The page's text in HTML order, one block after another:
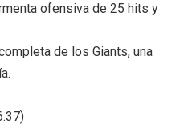
ofensiva de 25 hits y
de los Giants, una